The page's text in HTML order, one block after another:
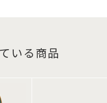
いる商品